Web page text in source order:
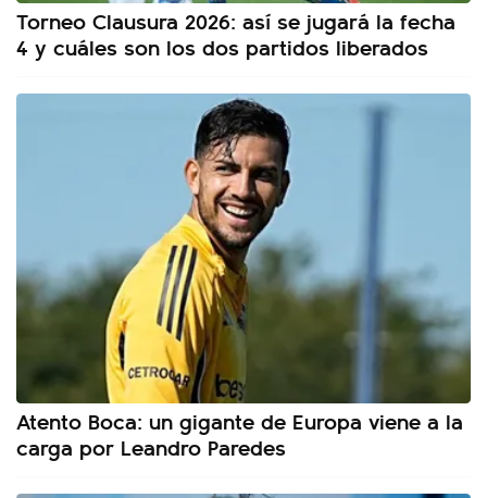
Torneo Clausura 2026: así se jugará la fecha
4 y cuáles son los dos partidos liberados
Atento Boca: un gigante de Europa viene a la
carga por Leandro Paredes